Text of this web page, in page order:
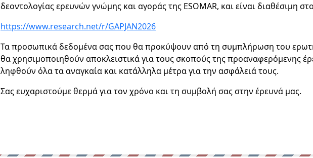
δεοντολογίας ερευνών γνώμης και αγοράς της ESOMAR, και είναι διαθέσιμη
https://www.research.net/r/GAPJAN2026
Τα προσωπικά δεδομένα σας που θα προκύψουν από τη συμπλήρωση του
θα χρησιμοποιηθούν αποκλειστικά για τους σκοπούς της προαναφερόμενης
ληφθούν όλα τα αναγκαία και κατάλληλα μέτρα για την ασφάλειά τους.
Σας ευχαριστούμε θερμά για τον χρόνο και τη συμβολή σας στην έρευνά μας.